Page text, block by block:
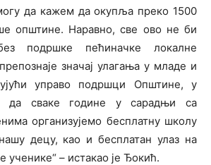
да кажем да окупља преко 1500
општине. Наравно, све ово не би
подршке пећиначке локалне
значај улагања у младе и
управо подршци Општине, у
да сваке године у сарадњи са
организујемо бесплатну школу
децу, као и бесплатан улаз на
ученике“ – истакао је Ђокић.